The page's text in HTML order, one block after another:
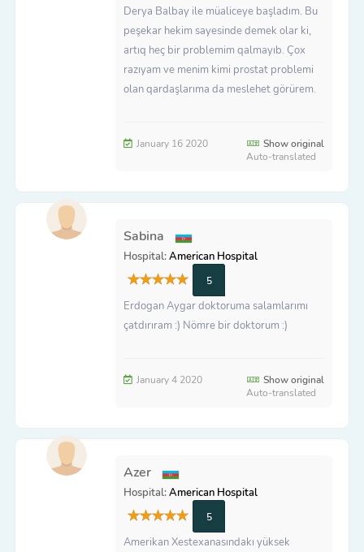
Derya Balbay ile müaliceye başladım. Bu
peşekar hekim sayesinde demek olar ki,
artıq heç bir problemim qalmayıb. Çox
razıyam ve menim kimi prostat problemi
olan qardaşlarıma da meslehet görürem.
January 16 2020
Show original
Auto-translated
Sabina
Hospital:American Hospital
5
Erdogan Aygar doktoruma salamlarımı
çatdırıram :) Nömre bir doktorum :)
January 4 2020
Show original
Auto-translated
Azer
Hospital:American Hospital
5
Amerikan Xestexanasındakı yüksek